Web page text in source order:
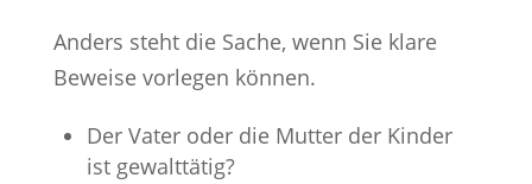
Anders steht die Sache, wenn Sie klare
Beweise vorlegen können.
Der Vater oder die Mutter der Kinder
ist gewalttätig?